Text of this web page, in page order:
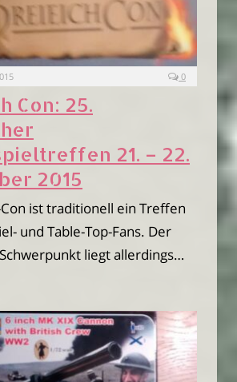
0
Con: 25.
21. – 22.
2015
ist traditionell ein Treffen
und Table-Top-Fans. Der
liegt allerdings…